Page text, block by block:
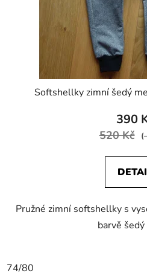
Softshellky zimní šedý
390
520 Kč
Pružné zimní softshellky s
barvě
74/80